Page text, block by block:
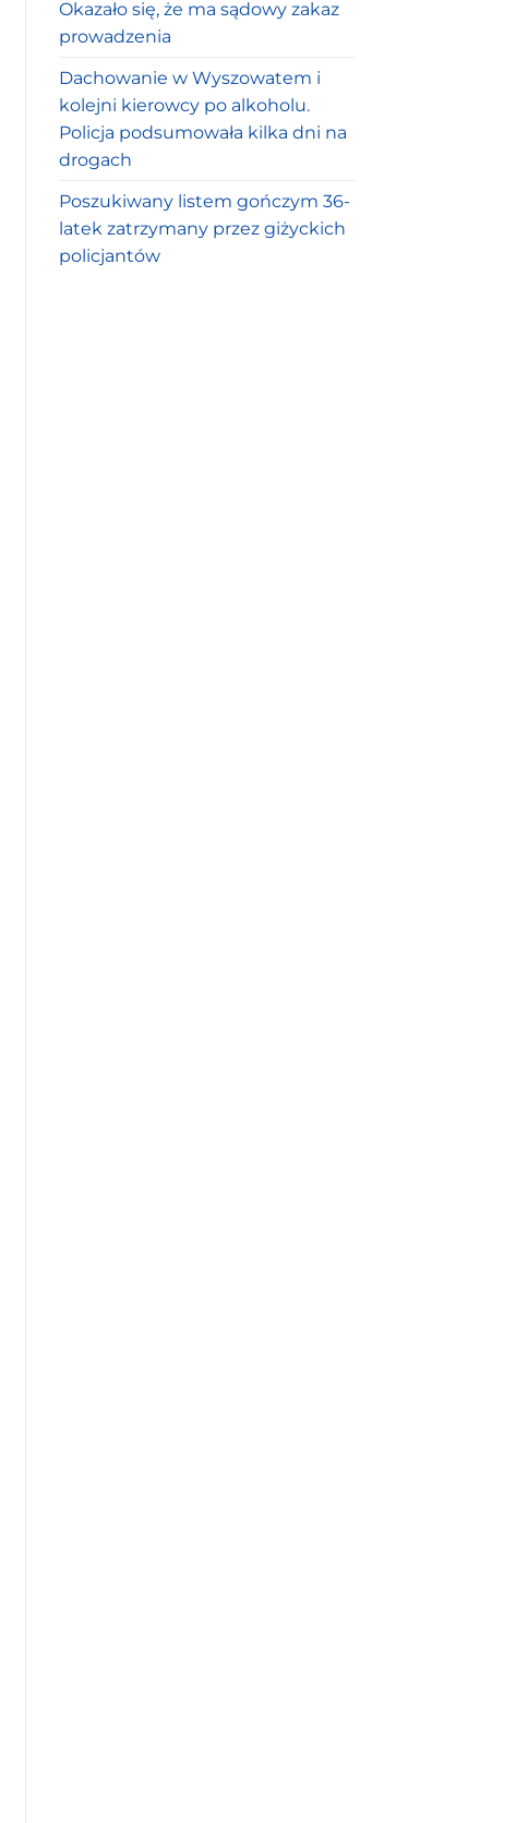
Okazało się, że ma sądowy zakaz
prowadzenia
Dachowanie w Wyszowatem i
kolejni kierowcy po alkoholu.
Policja podsumowała kilka dni na
drogach
Poszukiwany listem gończym 36-
latek zatrzymany przez giżyckich
policjantów